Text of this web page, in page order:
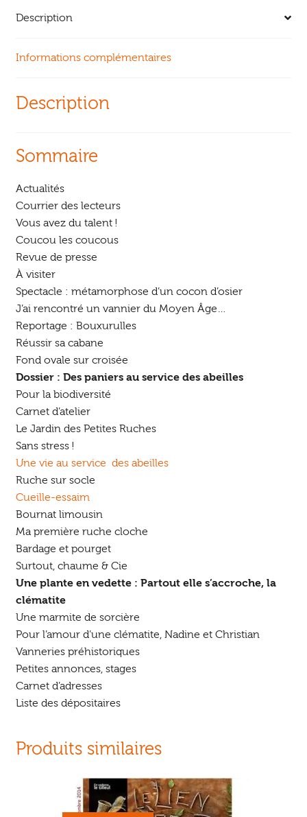
Description
Informations complémentaires
Description
Sommaire
Actualités
Courrier des lecteurs
Vous avez du talent !
Coucou les coucous
Revue de presse
À visiter
Spectacle : métamorphose d’un cocon d’osier
J’ai rencontré un vannier du Moyen Âge…
Reportage : Bouxurulles
Réussir sa cabane
Fond ovale sur croisée
Dossier : Des paniers au service des abeilles
Pour la biodiversité
Carnet d’atelier
Le Jardin des Petites Ruches
Sans stress !
Une vie au service des abeilles
Ruche sur socle
Cueille-essaim
Bournat limousin
Ma première ruche cloche
Bardage et pourget
Surtout, chaume & Cie
Une plante en vedette : Partout elle s’accroche, la
clématite
Une marmite de sorcière
Pour l’amour d’une clématite, Nadine et Christian
Vanneries préhistoriques
Petites annonces, stages
Carnet d’adresses
Liste des dépositaires
Produits similaires